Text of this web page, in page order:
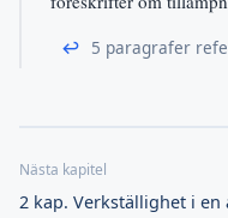
↩ 5 paragrafer
2 kap. Verkställighet i en